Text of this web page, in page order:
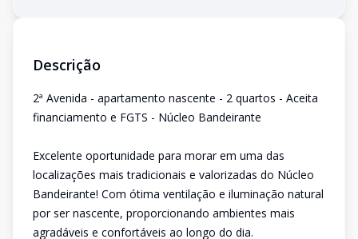
Descrição
2ª Avenida - apartamento nascente - 2 quartos - Aceita
financiamento e FGTS - Núcleo Bandeirante
Excelente oportunidade para morar em uma das
localizações mais tradicionais e valorizadas do Núcleo
Bandeirante! Com ótima ventilação e iluminação natural
por ser nascente, proporcionando ambientes mais
agradáveis e confortáveis ao longo do dia.